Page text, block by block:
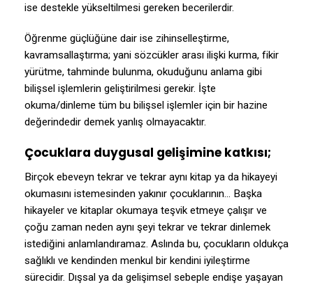
ise destekle yükseltilmesi gereken becerilerdir.
Öğrenme güçlüğüne dair ise zihinselleştirme,
kavramsallaştırma; yani sözcükler arası ilişki kurma, fikir
yürütme, tahminde bulunma, okuduğunu anlama gibi
bilişsel işlemlerin geliştirilmesi gerekir. İşte
okuma/dinleme tüm bu bilişsel işlemler için bir hazine
değerindedir demek yanlış olmayacaktır.
Çocuklara duygusal gelişimine katkısı;
Birçok ebeveyn tekrar ve tekrar aynı kitap ya da hikayeyi
okumasını istemesinden yakınır çocuklarının… Başka
hikayeler ve kitaplar okumaya teşvik etmeye çalışır ve
çoğu zaman neden aynı şeyi tekrar ve tekrar dinlemek
istediğini anlamlandıramaz. Aslında bu, çocukların oldukça
sağlıklı ve kendinden menkul bir kendini iyileştirme
sürecidir. Dışsal ya da gelişimsel sebeple endişe yaşayan